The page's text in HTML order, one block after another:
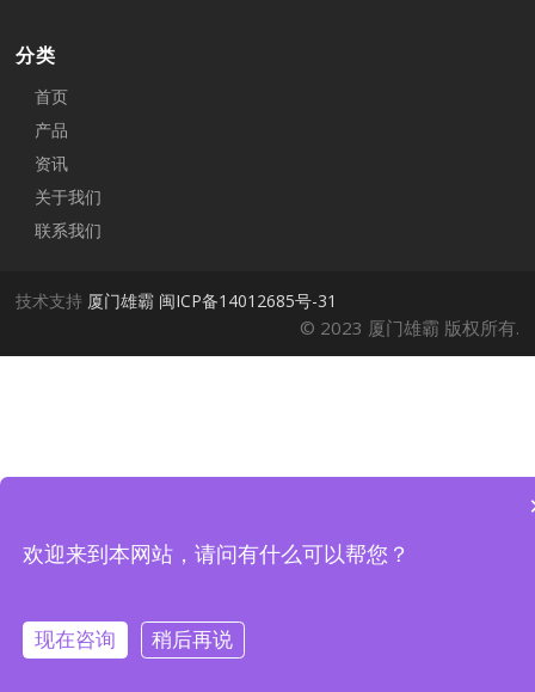
分类
首页
产品
资讯
关于我们
联系我们
技术支持 厦门雄霸 闽ICP备14012685号-31
© 2023 厦门雄霸 版权所有.
欢迎来到本网站，请问有什么可以帮您？
现在咨询 稍后再说